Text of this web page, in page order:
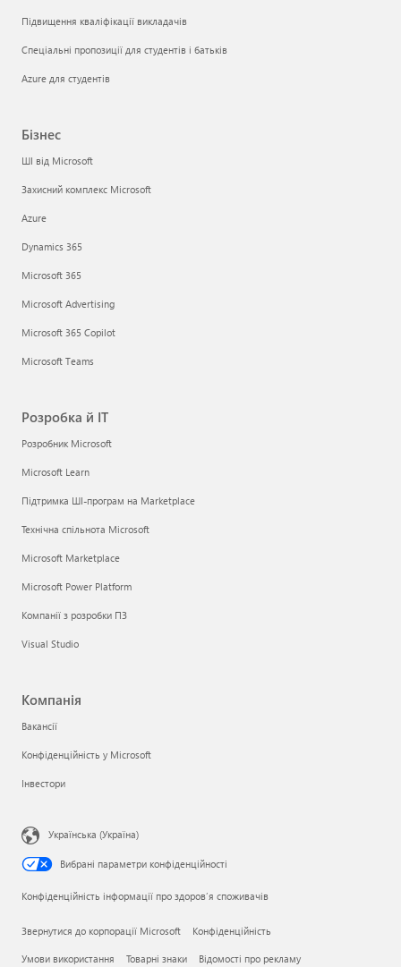
Підвищення кваліфікації викладачів
Спеціальні пропозиції для студентів і батьків
Azure для студентів
Бізнес
ШІ від Microsoft
Захисний комплекс Microsoft
Azure
Dynamics 365
Microsoft 365
Microsoft Advertising
Microsoft 365 Copilot
Microsoft Teams
Розробка й ІТ
Розробник Microsoft
Microsoft Learn
Підтримка ШІ-програм на Marketplace
Технічна спільнота Microsoft
Microsoft Marketplace
Microsoft Power Platform
Компанії з розробки ПЗ
Visual Studio
Компанія
Вакансії
Конфіденційність у Microsoft
Інвестори
Українська (Україна)
Вибрані параметри конфіденційності
Конфіденційність інформації про здоров’я споживачів
Звернутися до корпорації Microsoft Конфіденційність
Умови використання Товарні знаки Відомості про рекламу